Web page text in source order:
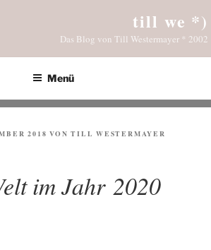
till we *)
Das Blog von Till Westermayer * 2002
Menü
2018 VONTILL WESTERMAYER
im Jahr 2020